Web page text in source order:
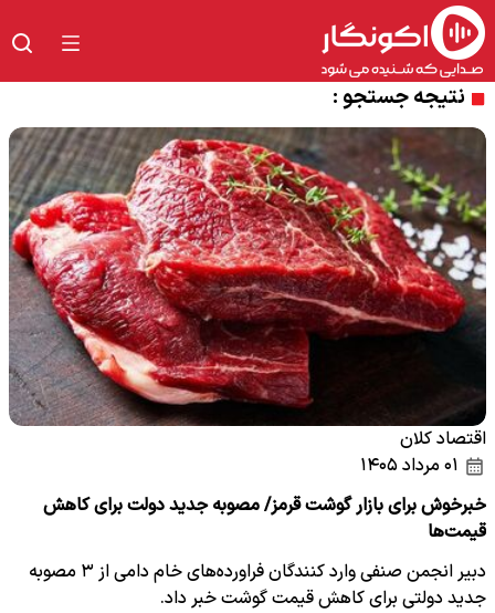
نتیجه جستجو :
اقتصاد کلان
خبرخوش برای بازار گوشت قرمز/ مصوبه جدید دولت برای کاهش
قیمت‌ها
دبیر انجمن صنفی وارد کنندگان فراورده‌های خام دامی از ۳ مصوبه
جدید دولتی برای کاهش قیمت گوشت خبر داد.